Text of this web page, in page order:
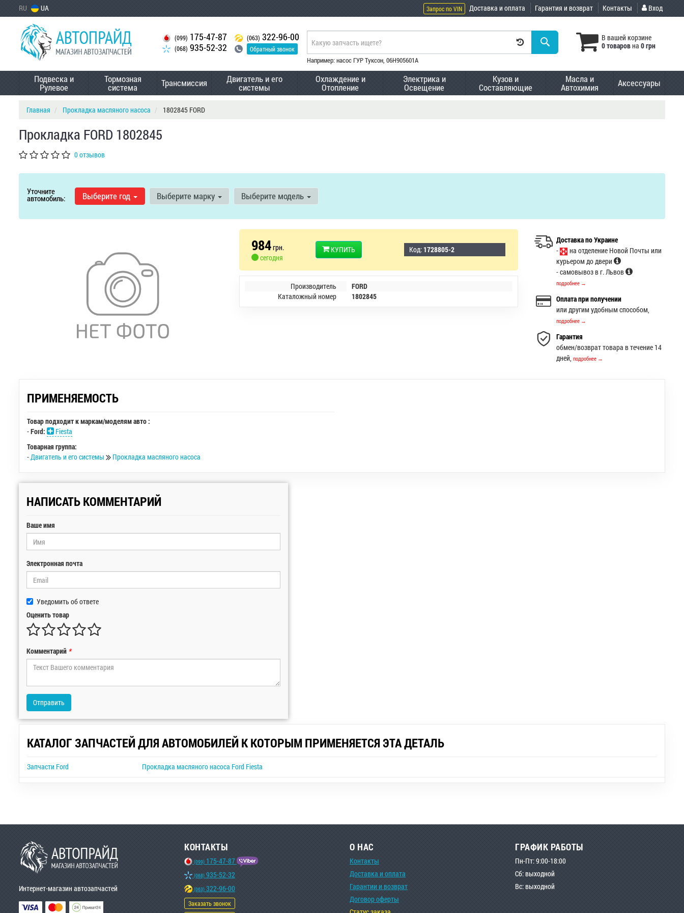
RU UA Запрос по VIN Доставка и оплата Гарантия и возврат Контакты Вход
(099) 175-47-87
(068) 935-52-32
(063) 322-96-00
Обратный звонок
В вашей корзине
0 товаровна 0 грн
Например: насос ГУР Туксон, 06H905601A
Подвеска и
Рулевое
Тормозная
система Трансмиссия Двигатель и его
системы
Охлаждение и
Отопление
Электрика и
Освещение
Кузов и
Составляющие
Масла и
Автохимия Аксессуары
Главная Прокладка масляного насоса 1802845 FORD
Прокладка FORD 1802845
0 отзывов
Уточните
автомобиль: Выберите год Выберите марку Выберите модель
984грн.
сегодня
КУПИТЬ Код: 1728805-2
Производитель
FORD
Каталожный номер
1802845
Доставка по Украине
-
на отделение Новой Почты или
курьером до двери
- самовывоз в г. Львов
подробнее →
Оплата при получении
или другим удобным способом,
подробнее →
Гарантия
обмен/возврат товара в течение 14
дней,подробнее →
ПРИМЕНЯЕМОСТЬ
Товар подходит к маркам/моделям авто :
-Ford:
Fiesta
Товарная группа:
-Двигатель и его системы Прокладка масляного насоса
НАПИСАТЬ КОММЕНТАРИЙ
Ваше имя
Электронная почта
Уведомить об ответе
Оценить товар
Комментарий *
Отправить
КАТАЛОГ ЗАПЧАСТЕЙ ДЛЯ АВТОМОБИЛЕЙ К КОТОРЫМ ПРИМЕНЯЕТСЯ ЭТА ДЕТАЛЬ
Запчасти Ford Прокладка масляного насоса Ford Fiesta
Интернет-магазин автозапчастей
КОНТАКТЫ
(099) 175-47-87
(068) 935-52-32
(063) 322-96-00
Заказать звонок
О НАС
Контакты
Доставка и оплата
Гарантии и возврат
Договор оферты
ГРАФИК РАБОТЫ
Пн-Пт: 9:00-18:00
Сб: выходной
Вс: выходной